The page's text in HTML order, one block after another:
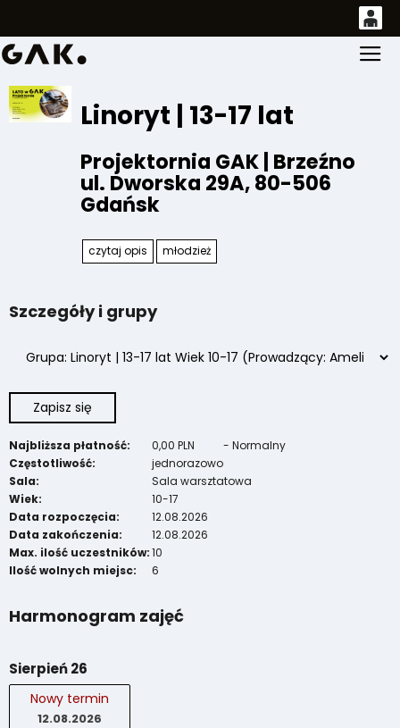
0
PLN
52
Linoryt | 13-17 lat
Projektornia GAK | Brzeźno
ul. Dworska 29A,80-506
Gdańsk
czytaj opis młodzież
Szczegóły i grupy
Zapisz się
Najbliższa płatność: 0,00 PLN - Normalny
Częstotliwość:
jednorazowo
Sala:
Sala warsztatowa
Wiek:
10-17
Data rozpoczęcia:
12.08.2026
Data zakończenia:
12.08.2026
Max. ilość uczestników:10
Ilość wolnych miejsc:
6
Harmonogram zajęć
Sierpień 26
Nowy termin
12.08.2026